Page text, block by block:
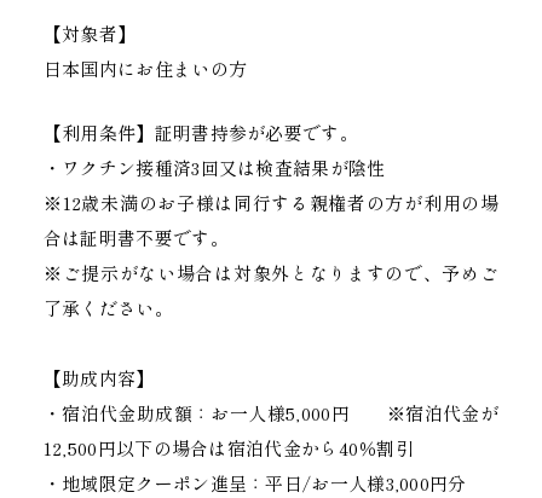
【対象者】
日本国内にお住まいの方
【利用条件】証明書持参が必要です。
・ワクチン接種済3回又は検査結果が陰性
※12歳未満のお子様は同行する親権者の方が利用の場
合は証明書不要です。
※ご提示がない場合は対象外となりますので、予めご
了承ください。
【助成内容】
・宿泊代金助成額：お一人様5,000円 ※宿泊代金が
12,500円以下の場合は宿泊代金から40％割引
・地域限定クーポン進呈：平日/お一人様3,000円分